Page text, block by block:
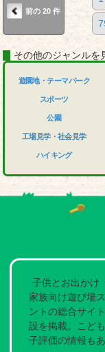
前の 20 件
その他のジャンルを
遊園地・テーマパーク
スポーツ
公園
工場見学・社会見学
ハイキング
子供とお出かけ
家族向け遊び場
ントの総合サイ
設を掲載。こど
子評価の情報も